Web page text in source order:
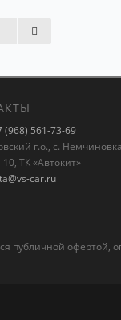
(968) 561-73-69
г.о., с.
ТК «Автокит»
car.ru
публичной офертой,